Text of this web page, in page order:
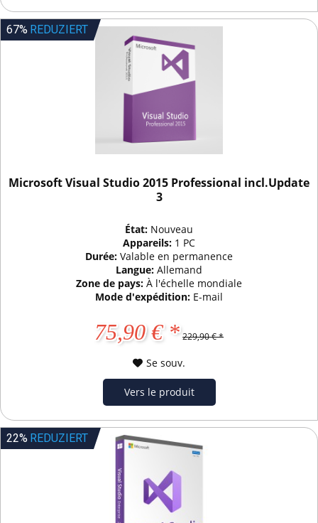
67% REDUZIERT
Microsoft Visual Studio 2015 Professional incl.Update
3
État: Nouveau
Appareils: 1 PC
Durée: Valable en permanence
Langue: Allemand
Zone de pays: À l'échelle mondiale
Mode d'expédition: E-mail
75,90 € * 229,90 € *
Se souv.
Vers le produit
22% REDUZIERT